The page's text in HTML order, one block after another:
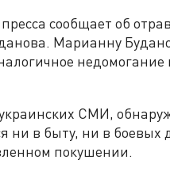
сообщает об
Марианну
СМИ,
ни в быту, ни в
покушении.